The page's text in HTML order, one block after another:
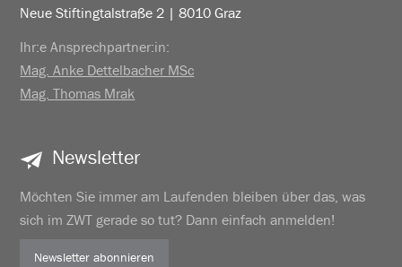
Neue Stiftingtalstraße 2 | 8010 Graz
Ihr:e Ansprechpartner:in:
Mag. Anke Dettelbacher MSc
Mag. Thomas Mrak
Newsletter
Möchten Sie immer am Laufenden bleiben über das, was
sich im ZWT gerade so tut? Dann einfach anmelden!
Newsletter abonnieren